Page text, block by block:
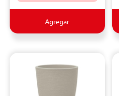
Agregar